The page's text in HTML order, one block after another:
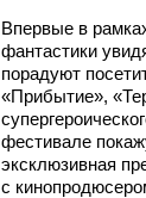
Впервые в
фантастики
порадуют
«Прибытие»,
фестивале
эксклюзивная
с